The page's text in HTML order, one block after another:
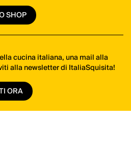
SHOP
cucina italiana, una mail alla
alla newsletter di ItaliaSquisita!
ORA